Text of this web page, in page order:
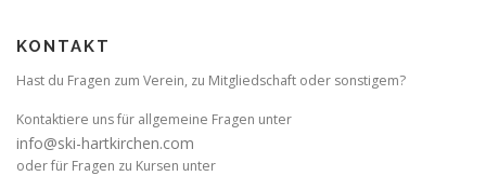
KONTAKT
Hast du Fragen zum Verein, zu Mitgliedschaft oder sonstigem?
Kontaktiere uns für allgemeine Fragen unter
info@ski-hartkirchen.com
oder für Fragen zu Kursen unter